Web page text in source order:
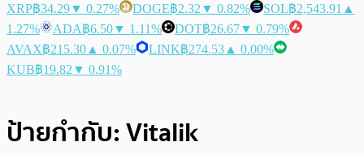
XRP฿34.29▼ 0.27% DOGE฿2.32 ▼ 0.82% SOL฿2,543.91 ▲
1.27%
ADA฿6.50▼ 1.11% DOT฿26.67▼ 0.79%
AVAX฿215.30 ▲ 0.07% LINK฿274.53 ▲ 0.00%
KUB฿19.82 ▼ 0.91%
ป้ายกำกับ:Vitalik